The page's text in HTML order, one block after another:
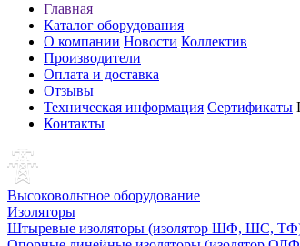
Главная
Каталог оборудования
О компании Новости Коллектив
Производители
Оплата и доставка
Отзывы
Техническая информация Сертификаты
Контакты
Высоковольтное оборудование
Изоляторы
Штыревые изоляторы (изолятор ШФ, ШС,